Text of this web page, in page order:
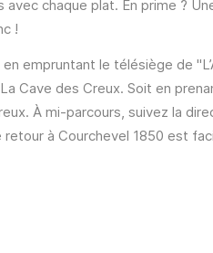
chaque plat. En prime ?
!
empruntant le télésiège de
Cave des Creux. Soit en
À mi-parcours, suivez la
à Courchevel 1850 est